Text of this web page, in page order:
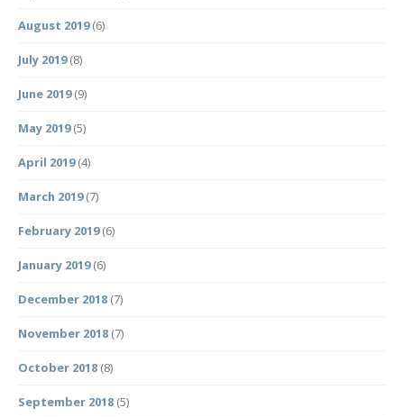
August 2019(6)
July 2019(8)
June 2019(9)
May 2019(5)
April 2019(4)
March 2019(7)
February 2019(6)
January 2019(6)
December 2018 (7)
November 2018 (7)
October 2018 (8)
September 2018 (5)